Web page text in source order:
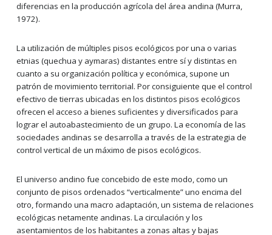
diferencias en la producción agrícola del área andina (Murra,
1972).
La utilización de múltiples pisos ecológicos por una o varias
etnias (quechua y aymaras) distantes entre sí y distintas en
cuanto a su organización política y económica, supone un
patrón de movimiento territorial. Por consiguiente que el control
efectivo de tierras ubicadas en los distintos pisos ecológicos
ofrecen el acceso a bienes suficientes y diversificados para
lograr el autoabastecimiento de un grupo. La economía de las
sociedades andinas se desarrolla a través de la estrategia de
control vertical de un máximo de pisos ecológicos.
El universo andino fue concebido de este modo, como un
conjunto de pisos ordenados “verticalmente” uno encima del
otro, formando una macro adaptación, un sistema de relaciones
ecológicas netamente andinas. La circulación y los
asentamientos de los habitantes a zonas altas y bajas